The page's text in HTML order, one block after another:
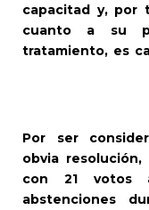
capacitad y, por
cuanto a su
tratamiento, es
Por ser
obvia
con 21
abstenciones